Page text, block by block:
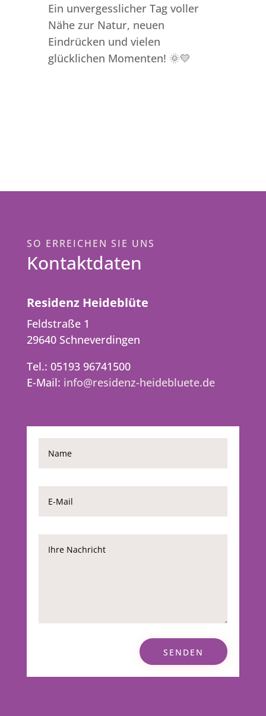
Ein unvergesslicher Tag voller
Nähe zur Natur, neuen
Eindrücken und vielen
glücklichen Momenten! 🌞💛
SO ERREICHEN SIE UNS
Kontaktdaten
Residenz Heideblüte
Feldstraße 1
29640 Schneverdingen
Tel.: 05193 96741500
E-Mail: info@residenz-heidebluete.de
SENDEN